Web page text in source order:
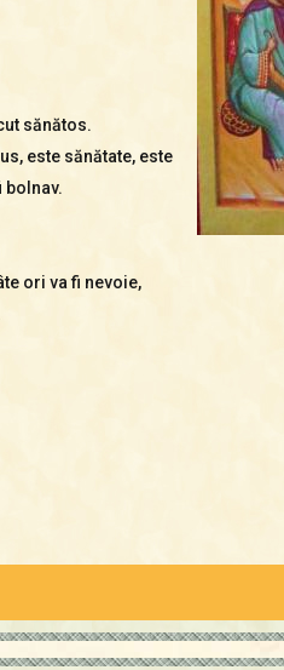
sănătos.
este sănătate, este
bolnav.
ori va fi nevoie,